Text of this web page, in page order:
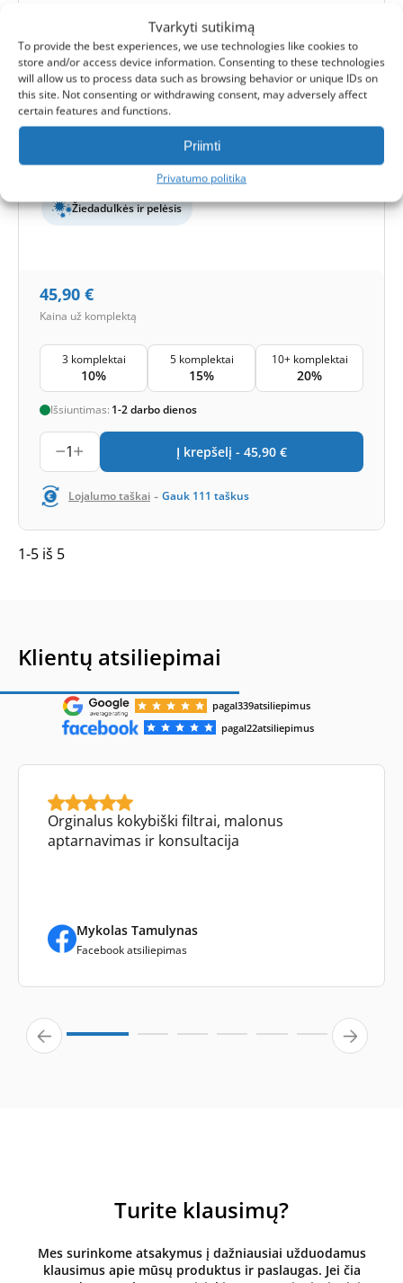
Tvarkyti sutikimą
To provide the best experiences, we use technologies like cookies to
store and/or access device information. Consenting to these technologies
will allow us to process data such as browsing behavior or unique IDs on
this site. Not consenting or withdrawing consent, may adversely affect
certain features and functions.
Priimti
Privatumo politika
Ensy InoVent AHU-400HH/1/HV/1 filtrų
komplektas F7+F7 (analogas)
Ištraukimo filtro išmatavimai:285x247x94 mm
Tiekimo filtro išmatavimai:285x247x94 mm
Filtrų klasė (EN779):F7+F7
Filtrų kiekis komplekte:2 filtrai
Smogas ir bakterijos
Žiedadulkės ir pelėsis
45,90 €
Kaina už komplektą
3 komplektai
10%
5 komplektai
15%
10+ komplektai
20%
Išsiuntimas: 1-2 darbo dienos
1 Į krepšelį - 45,90 €
Lojalumo taškai - Gauk 111 taškus
1-5 iš 5
Klientų atsiliepimai
pagal339atsiliepimus
pagal22atsiliepimus
Orginalus kokybiški filtrai, malonus
aptarnavimas ir konsultacija
Mykolas Tamulynas
Facebook atsiliepimas
Turite klausimų?
Mes surinkome atsakymus į dažniausiai užduodamus
klausimus apie mūsų produktus ir paslaugas. Jei čia